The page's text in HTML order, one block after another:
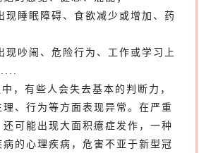
现睡眠障碍、食欲减少或增加、药
现吵闹、危险行为、工作或学习上
，有些人会失去基本的判断力，
、行为等方面表现异常。在严重
可能出现大面积癔症发作，一种
病的心理疾病，危害不亚于新型冠